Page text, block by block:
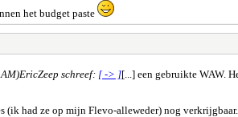
het budget paste
EricZeep schreef: [ -> ][...] een gebruikte WAW.
had ze op mijn Flevo-alleweder) nog